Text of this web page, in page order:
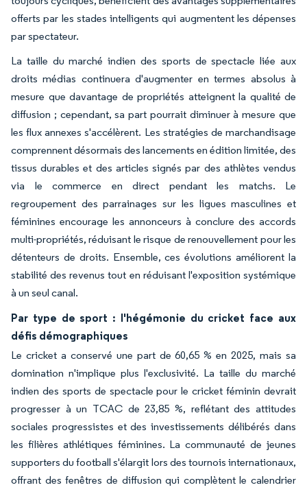
offerts par les stades intelligents qui augmentent les dépenses
par spectateur.
La taille du marché indien des sports de spectacle liée aux
droits médias continuera d'augmenter en termes absolus à
mesure que davantage de propriétés atteignent la qualité de
diffusion ; cependant, sa part pourrait diminuer à mesure que
les flux annexes s'accélèrent. Les stratégies de marchandisage
comprennent désormais des lancements en édition limitée, des
tissus durables et des articles signés par des athlètes vendus
via le commerce en direct pendant les matchs. Le
regroupement des parrainages sur les ligues masculines et
féminines encourage les annonceurs à conclure des accords
multi-propriétés, réduisant le risque de renouvellement pour les
détenteurs de droits. Ensemble, ces évolutions améliorent la
stabilité des revenus tout en réduisant l'exposition systémique
à un seul canal.
Par type de sport : l'hégémonie du cricket face aux
défis démographiques
Le cricket a conservé une part de 60,65 % en 2025, mais sa
domination n'implique plus l'exclusivité. La taille du marché
indien des sports de spectacle pour le cricket féminin devrait
progresser à un TCAC de 23,85 %, reflétant des attitudes
sociales progressistes et des investissements délibérés dans
les filières athlétiques féminines. La communauté de jeunes
supporters du football s'élargit lors des tournois internationaux,
offrant des fenêtres de diffusion qui complètent le calendrier